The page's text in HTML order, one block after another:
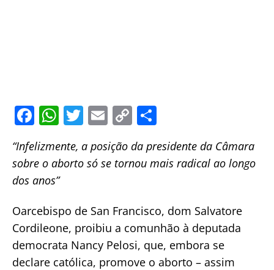
F
a
c
e
b
o
o
k
W
h
at
s
p
p
T
w
itt
er
E
m
ai
l
C
o
p
y
n
k
ar
e
“Infelizmente, a posição da presidente da Câmara
sobre o aborto só se tornou mais radical ao longo
dos anos”
Oarcebispo de San Francisco, dom Salvatore
Cordileone, proibiu a comunhão à deputada
democrata Nancy Pelosi, que, embora se
declare católica, promove o aborto – assim